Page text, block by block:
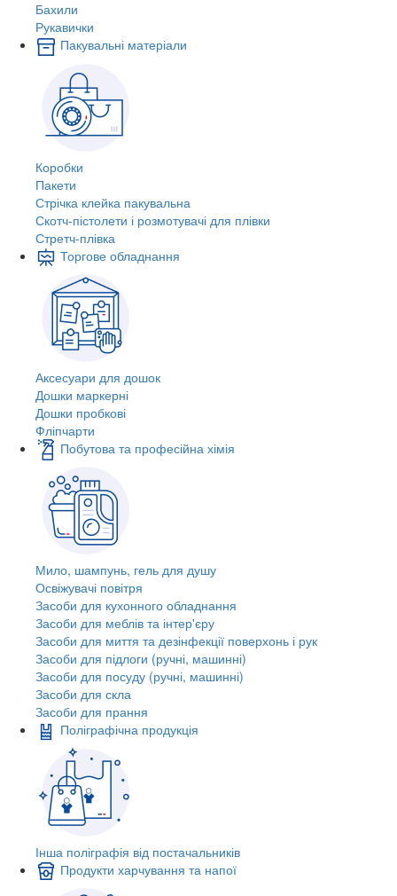
Бахили
Рукавички
Пакувальні матеріали
Коробки
Пакети
Стрічка клейка пакувальна
Скотч-пістолети і розмотувачі для плівки
Стретч-плівка
Торгове обладнання
Аксесуари для дошок
Дошки маркерні
Дошки пробкові
Фліпчарти
Побутова та професійна хімія
Мило, шампунь, гель для душу
Освіжувачі повітря
Засоби для кухонного обладнання
Засоби для меблів та інтер'єру
Засоби для миття та дезінфекції поверхонь і рук
Засоби для підлоги (ручні, машинні)
Засоби для посуду (ручні, машинні)
Засоби для скла
Засоби для прання
Поліграфічна продукція
Інша поліграфія від постачальників
Продукти харчування та напої